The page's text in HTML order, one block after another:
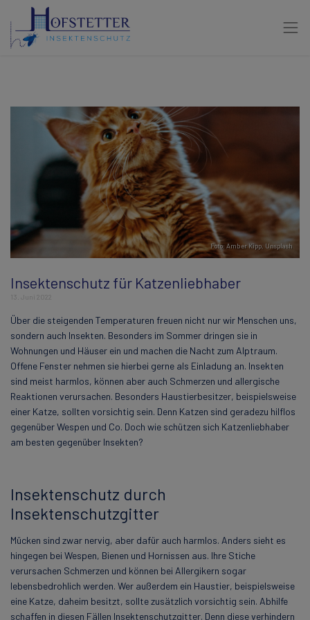
Foto: Amber Kipp, Unsplash
Insektenschutz für Katzenliebhaber
13. Juni 2022
Über die steigenden Temperaturen freuen nicht nur wir Menschen uns,
sondern auch Insekten. Besonders im Sommer dringen sie in
Wohnungen und Häuser ein und machen die Nacht zum Alptraum.
Offene Fenster nehmen sie hierbei gerne als Einladung an. Insekten
sind meist harmlos, können aber auch Schmerzen und allergische
Reaktionen verursachen. Besonders Haustierbesitzer, beispielsweise
einer Katze, sollten vorsichtig sein. Denn Katzen sind geradezu hilflos
gegenüber Wespen und Co. Doch wie schützen sich Katzenliebhaber
am besten gegenüber Insekten?
Insektenschutz durch
Insektenschutzgitter
Mücken sind zwar nervig, aber dafür auch harmlos. Anders sieht es
hingegen bei Wespen, Bienen und Hornissen aus. Ihre Stiche
verursachen Schmerzen und können bei Allergikern sogar
lebensbedrohlich werden. Wer außerdem ein Haustier, beispielsweise
eine Katze, daheim besitzt, sollte zusätzlich vorsichtig sein. Abhilfe
schaffen in diesen Fällen Insektenschutzgitter. Denn diese verhindern